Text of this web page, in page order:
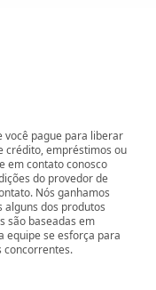
você pague para liberar
crédito, empréstimos ou
em contato conosco
do provedor de
Nós ganhamos
alguns dos produtos
são baseadas em
equipe se esforça para
concorrentes.